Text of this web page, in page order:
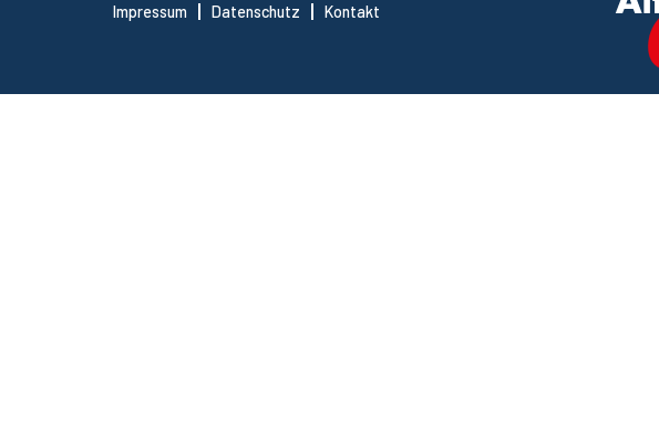
Impressum
Datenschutz Kontakt